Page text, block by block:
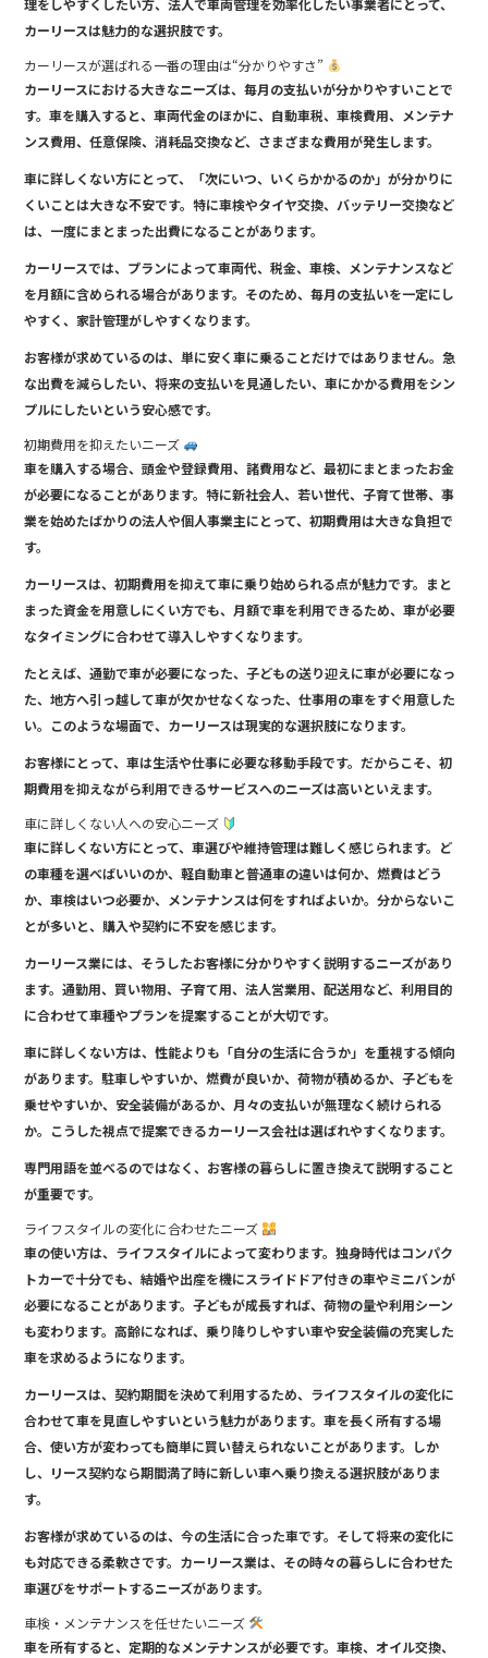
理をしやすくしたい方、法人で車両管理を効率化したい事業者にとって、
カーリースは魅力的な選択肢です。
カーリースが選ばれる一番の理由は“分かりやすさ”
カーリースにおける大きなニーズは、毎月の支払いが分かりやすいことで
す。車を購入すると、車両代金のほかに、自動車税、車検費用、メンテナ
ンス費用、任意保険、消耗品交換など、さまざまな費用が発生します。
車に詳しくない方にとって、「次にいつ、いくらかかるのか」が分かりに
くいことは大きな不安です。特に車検やタイヤ交換、バッテリー交換など
は、一度にまとまった出費になることがあります。
カーリースでは、プランによって車両代、税金、車検、メンテナンスなど
を月額に含められる場合があります。そのため、毎月の支払いを一定にし
やすく、家計管理がしやすくなります。
お客様が求めているのは、単に安く車に乗ることだけではありません。急
な出費を減らしたい、将来の支払いを見通したい、車にかかる費用をシン
プルにしたいという安心感です。
初期費用を抑えたいニーズ
車を購入する場合、頭金や登録費用、諸費用など、最初にまとまったお金
が必要になることがあります。特に新社会人、若い世代、子育て世帯、事
業を始めたばかりの法人や個人事業主にとって、初期費用は大きな負担で
す。
カーリースは、初期費用を抑えて車に乗り始められる点が魅力です。まと
まった資金を用意しにくい方でも、月額で車を利用できるため、車が必要
なタイミングに合わせて導入しやすくなります。
たとえば、通勤で車が必要になった、子どもの送り迎えに車が必要になっ
た、地方へ引っ越して車が欠かせなくなった、仕事用の車をすぐ用意した
い。このような場面で、カーリースは現実的な選択肢になります。
お客様にとって、車は生活や仕事に必要な移動手段です。だからこそ、初
期費用を抑えながら利用できるサービスへのニーズは高いといえます。
車に詳しくない人への安心ニーズ
車に詳しくない方にとって、車選びや維持管理は難しく感じられます。ど
の車種を選べばいいのか、軽自動車と普通車の違いは何か、燃費はどう
か、車検はいつ必要か、メンテナンスは何をすればよいか。分からないこ
とが多いと、購入や契約に不安を感じます。
カーリース業には、そうしたお客様に分かりやすく説明するニーズがあり
ます。通勤用、買い物用、子育て用、法人営業用、配送用など、利用目的
に合わせて車種やプランを提案することが大切です。
車に詳しくない方は、性能よりも「自分の生活に合うか」を重視する傾向
があります。駐車しやすいか、燃費が良いか、荷物が積めるか、子どもを
乗せやすいか、安全装備があるか、月々の支払いが無理なく続けられる
か。こうした視点で提案できるカーリース会社は選ばれやすくなります。
専門用語を並べるのではなく、お客様の暮らしに置き換えて説明すること
が重要です。
ライフスタイルの変化に合わせたニーズ
車の使い方は、ライフスタイルによって変わります。独身時代はコンパク
トカーで十分でも、結婚や出産を機にスライドドア付きの車やミニバンが
必要になることがあります。子どもが成長すれば、荷物の量や利用シーン
も変わります。高齢になれば、乗り降りしやすい車や安全装備の充実した
車を求めるようになります。
カーリースは、契約期間を決めて利用するため、ライフスタイルの変化に
合わせて車を見直しやすいという魅力があります。車を長く所有する場
合、使い方が変わっても簡単に買い替えられないことがあります。しか
し、リース契約なら期間満了時に新しい車へ乗り換える選択肢がありま
す。
お客様が求めているのは、今の生活に合った車です。そして将来の変化に
も対応できる柔軟さです。カーリース業は、その時々の暮らしに合わせた
車選びをサポートするニーズがあります。
車検・メンテナンスを任せたいニーズ
車を所有すると、定期的なメンテナンスが必要です。車検、オイル交換、